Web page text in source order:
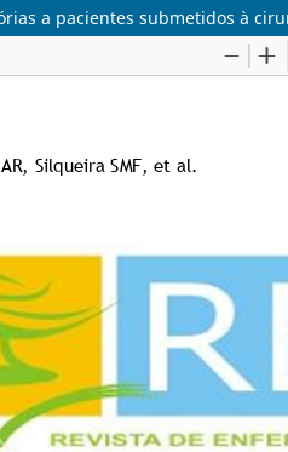
a pacientes submetidos à